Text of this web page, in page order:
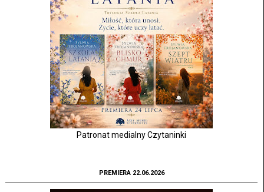
Patronat medialny Czytaninki
PREMIERA 22.06.2026